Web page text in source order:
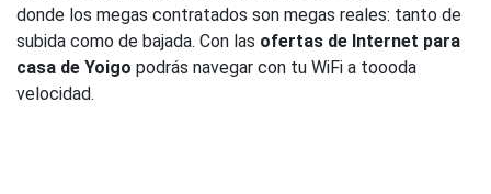
donde los megas contratados son megas reales: tanto de
subida como de bajada. Con las ofertas de Internet para
casa de Yoigo podrás navegar con tu WiFi a toooda
velocidad.